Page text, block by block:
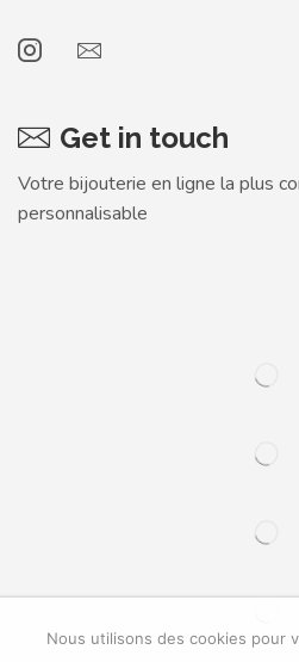
Nous utilisons des cookies pour